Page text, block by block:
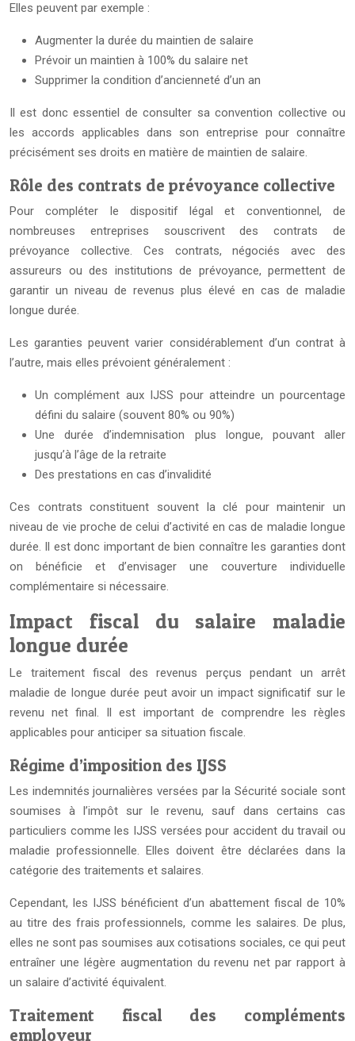
Elles peuvent par exemple :
Augmenter la durée du maintien de salaire
Prévoir un maintien à 100% du salaire net
Supprimer la condition d’ancienneté d’un an
Il est donc essentiel de consulter sa convention collective ou
les accords applicables dans son entreprise pour connaître
précisément ses droits en matière de maintien de salaire.
Rôle des contrats de prévoyance collective
Pour compléter le dispositif légal et conventionnel, de
nombreuses entreprises souscrivent des contrats de
prévoyance collective. Ces contrats, négociés avec des
assureurs ou des institutions de prévoyance, permettent de
garantir un niveau de revenus plus élevé en cas de maladie
longue durée.
Les garanties peuvent varier considérablement d’un contrat à
l’autre, mais elles prévoient généralement :
Un complément aux IJSS pour atteindre un pourcentage
défini du salaire (souvent 80% ou 90%)
Une durée d’indemnisation plus longue, pouvant aller
jusqu’à l’âge de la retraite
Des prestations en cas d’invalidité
Ces contrats constituent souvent la clé pour maintenir un
niveau de vie proche de celui d’activité en cas de maladie longue
durée. Il est donc important de bien connaître les garanties dont
on bénéficie et d’envisager une couverture individuelle
complémentaire si nécessaire.
Impact fiscal du salaire maladie
longue durée
Le traitement fiscal des revenus perçus pendant un arrêt
maladie de longue durée peut avoir un impact significatif sur le
revenu net final. Il est important de comprendre les règles
applicables pour anticiper sa situation fiscale.
Régime d’imposition des IJSS
Les indemnités journalières versées par la Sécurité sociale sont
soumises à l’impôt sur le revenu, sauf dans certains cas
particuliers comme les IJSS versées pour accident du travail ou
maladie professionnelle. Elles doivent être déclarées dans la
catégorie des traitements et salaires.
Cependant, les IJSS bénéficient d’un abattement fiscal de 10%
au titre des frais professionnels, comme les salaires. De plus,
elles ne sont pas soumises aux cotisations sociales, ce qui peut
entraîner une légère augmentation du revenu net par rapport à
un salaire d’activité équivalent.
Traitement fiscal des compléments
employeur